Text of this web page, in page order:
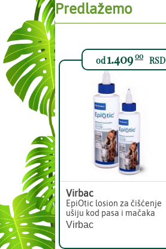
Predlažemo
od1.40900 RSD
Virbac
EpiOtic losion za čišćenje
ušiju kod pasa i mačaka
Virbac